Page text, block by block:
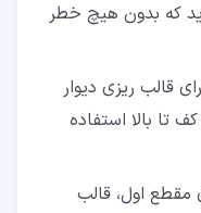
که بدون هیچ خطر
قالب ریزی دیوار
تا بالا استفاده
مقطع اول، قالب